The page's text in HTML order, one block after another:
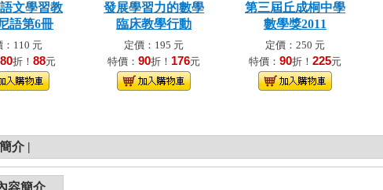
文學習教
語第6冊
：110 元
80折！ 88元
發展學習力的數學
臨床教學行動
定價：195 元
特價： 90折！ 176元
第三屆丘成桐中學
數學獎2011
定價：250 元
特價： 90折！ 225元
介 |
容簡介